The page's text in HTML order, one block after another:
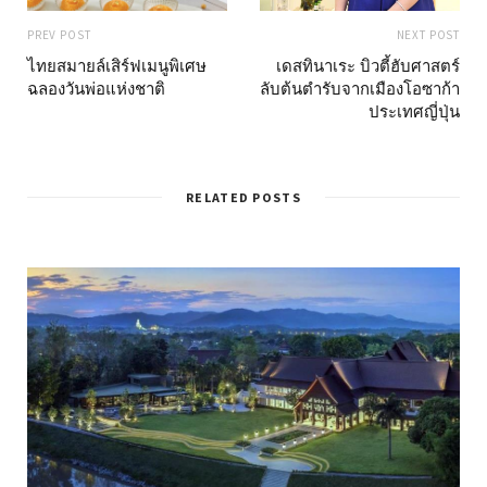
PREV POST
ไทยสมายล์เสิร์ฟเมนูพิเศษ
ฉลองวันพ่อแห่งชาติ
NEXT POST
เดสทินาเระ บิวตี้ฮับศาสตร์
ลับต้นตำรับจากเมืองโอซาก้า
ประเทศญี่ปุ่น
RELATED POSTS